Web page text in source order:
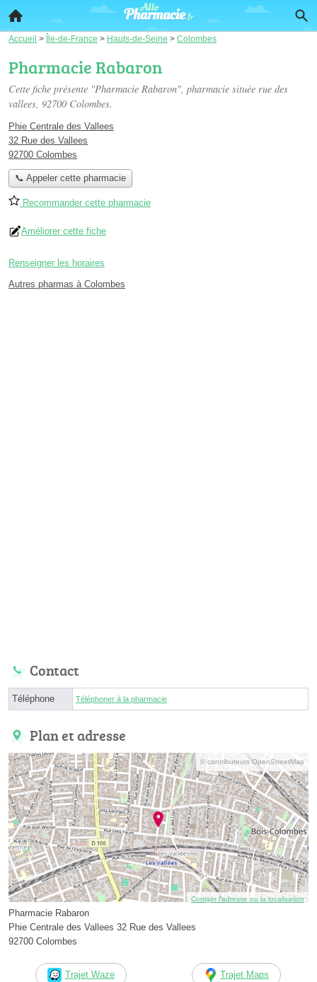
Accueil > Île-de-France > Hauts-de-Seine > Colombes
Pharmacie Rabaron
Cette fiche présente "Pharmacie Rabaron", pharmacie située rue des
vallees, 92700 Colombes.
Phie Centrale des Vallees
32 Rue des Vallees
92700 Colombes
📞 Appeler cette pharmacie
Recommander cette pharmacie
Améliorer cette fiche
Renseigner les horaires
Autres pharmas à Colombes
Contact
Téléphone Téléphoner à la pharmacie
Plan et adresse
© contributeurs OpenStreetMap
Corriger l’adresse ou la localisation
Pharmacie Rabaron
Phie Centrale des Vallees 32 Rue des Vallees
92700 Colombes
Trajet Waze Trajet Maps